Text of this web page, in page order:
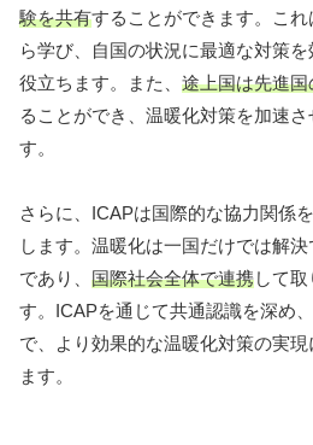
験を共有することができます。こ
ら学び、自国の状況に最適な対策
役立ちます。また、 途上国は先進
ることができ、温暖化対策を加速
す。
さらに、ICAPは国際的な協力関係
します。温暖化は一国だけでは解
であり、 国際社会全体で連携して
す。ICAPを通じて共通認識を深め
で、より効果的な温暖化対策の実
ます。